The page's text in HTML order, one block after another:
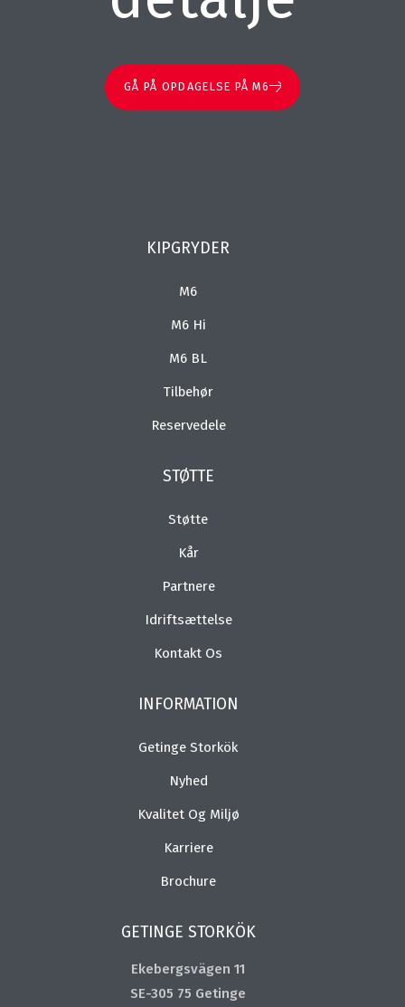
GÅ PÅ OPDAGELSE PÅ M6
KIPGRYDER
M6
M6 Hi
M6 BL
Tilbehør
Reservedele
STØTTE
Støtte
Kår
Partnere
Idriftsættelse
Kontakt Os
INFORMATION
Getinge Storkök
Nyhed
Kvalitet Og Miljø
Karriere
Brochure
GETINGE STORKÖK
Ekebergsvägen 11
SE-305 75 Getinge